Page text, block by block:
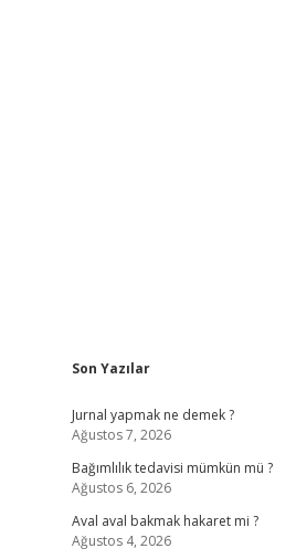
Sidebar
Son Yazılar
Jurnal yapmak ne demek ?
Ağustos 7, 2026
Bağımlılık tedavisi mümkün mü ?
Ağustos 6, 2026
Aval aval bakmak hakaret mi ?
Ağustos 4, 2026